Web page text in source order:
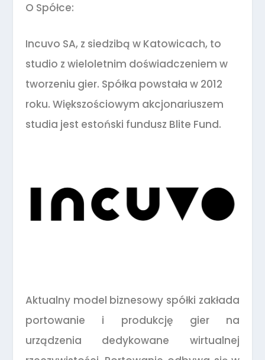
O Spółce:
Incuvo SA, z siedzibą w Katowicach, to
studio z wieloletnim doświadczeniem w
tworzeniu gier. Spółka powstała w 2012
roku. Większościowym akcjonariuszem
studia jest estoński fundusz Blite Fund.
Aktualny model biznesowy spółki zakłada
portowanie i produkcję gier na
urządzenia dedykowane wirtualnej